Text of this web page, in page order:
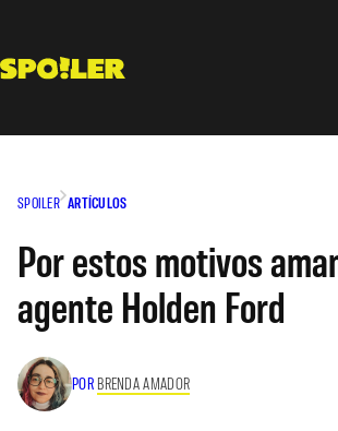
contenido
SPOILER ARTÍCULOS
Por estos motivos
agente Holden Ford
POR BRENDA AMADOR